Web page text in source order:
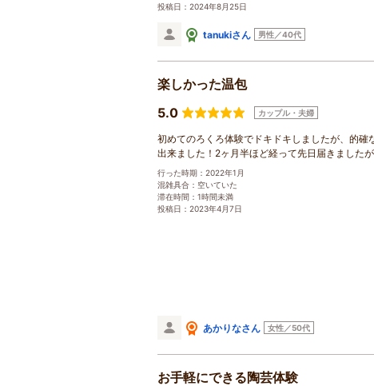
投稿日：2024年8月25日
tanukiさん 男性／40代
楽しかった温包
5.0
カップル・夫婦
初めてのろくろ体験でドキドキしましたが、的
出来ました！2ヶ月半ほど経って先日届きました
行った時期：2022年1月
混雑具合：空いていた
滞在時間：1時間未満
投稿日：2023年4月7日
あかりなさん 女性／50代
お手軽にできる陶芸体験